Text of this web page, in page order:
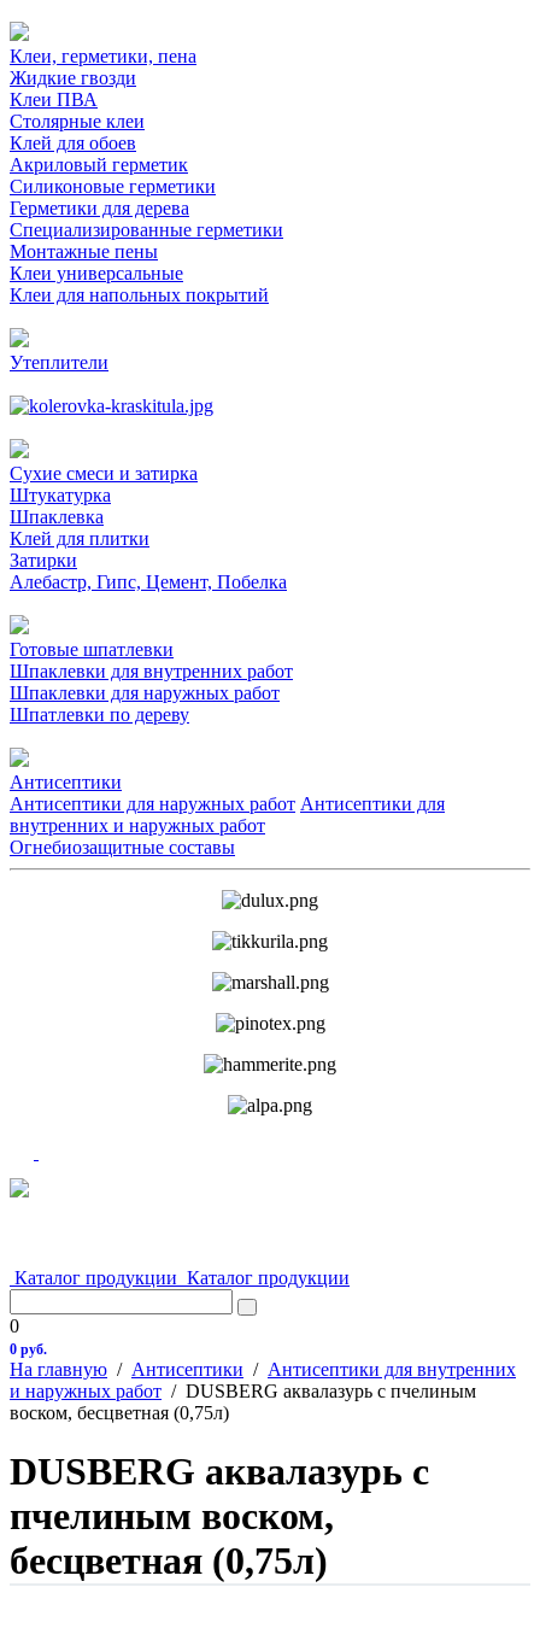
Клеи, герметики, пена
Жидкие гвозди
Клеи ПВА
Столярные клеи
Клей для обоев
Акриловый герметик
Силиконовые герметики
Герметики для дерева
Специализированные герметики
Монтажные пены
Клеи универсальные
Клеи для напольных покрытий
Утеплители
Сухие смеси и затирка
Штукатурка
Шпаклевка
Клей для плитки
Затирки
Алебастр, Гипс, Цемент, Побелка
Готовые шпатлевки
Шпаклевки для внутренних работ
Шпаклевки для наружных работ
Шпатлевки по дереву
Антисептики
Антисептики для наружных работ Антисептики для
внутренних и наружных работ
Огнебиозащитные составы
Каталог продукции Каталог продукции
0
0 руб.
На главную / Антисептики / Антисептики для внутренних
и наружных работ / DUSBERG аквалазурь с пчелиным
воском, бесцветная (0,75л)
DUSBERG аквалазурь с
пчелиным воском,
бесцветная (0,75л)